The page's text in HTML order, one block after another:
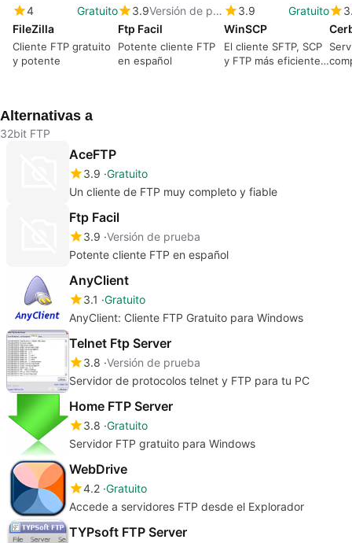
4
Gratuito
FileZilla
Cliente FTP gratuito
y potente
3.9
Versión de prueba
Ftp Facil
Potente cliente FTP
en español
3.9
Gratuito
WinSCP
El cliente SFTP, SCP
y FTP más eficiente y
Alternativas a
32bit FTP
AceFTP
3.9 Gratuito
Un cliente de FTP muy completo y fiable
Ftp Facil
3.9 Versión de prueba
Potente cliente FTP en español
AnyClient
3.1 Gratuito
AnyClient: Cliente FTP Gratuito para Windows
Telnet Ftp Server
3.8 Versión de prueba
Servidor de protocolos telnet y FTP para tu PC
Home FTP Server
3.8 Gratuito
Servidor FTP gratuito para Windows
WebDrive
4.2 Gratuito
Accede a servidores FTP desde el Explorador
TYPsoft FTP Server